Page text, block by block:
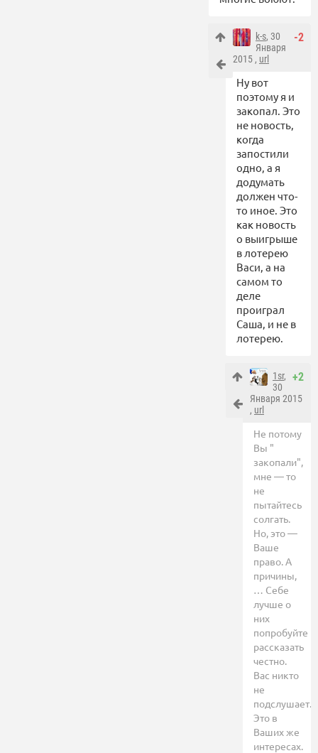
-2
k-s, 30
Января
2015 , url
Ну вот
поэтому я и
закопал. Это
не новость,
когда
запостили
одно, а я
додумать
должен что-
то иное. Это
как новость
о выигрыше
в лотерею
Васи, а на
самом то
деле
проиграл
Саша, и не в
лотерею.
+2
1sr,
30
Января 2015
, url
Не потому
Вы "
закопали",
мне — то
не
пытайтесь
солгать.
Но, это —
Ваше
право. А
причины,
… Себе
лучше о
них
попробуйте
рассказать
честно.
Вас никто
не
подслушает.
Это в
Ваших же
интересах.